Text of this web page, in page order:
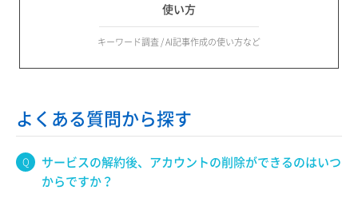
使い方
キーワード調査 / AI記事作成の使い方など
よくある質問から探す
サービスの解約後、アカウントの削除ができるのはいつ
からですか？